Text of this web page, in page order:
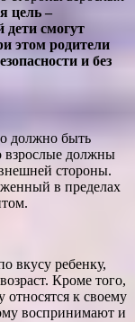
цель –
дети смогут
этом родители
и без
должно быть
взрослые должны
стороны.
в пределах
вкусу ребенку,
Кроме того,
к своему
воспринимают и